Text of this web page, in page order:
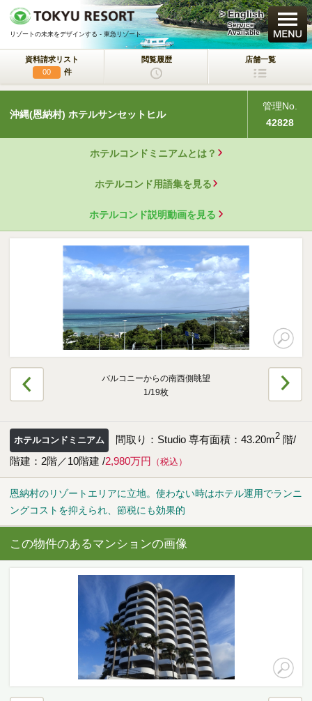
リゾートの未来をデザインする - 東急リゾート
> English
Service
Available
資料請求リスト
00
件
閲覧履歴 店舗一覧
沖縄(恩納村) ホテルサンセットヒル
管理No.
42828
ホテルコンドミニアムとは？
ホテルコンド用語集を見る
ホテルコンド説明動画を見る
バルコニーからの南西側眺望
1/19枚
ホテルコンドミニアム 間取り：Studio 専有面積：43.20m2 階/
階建：2階／10階建 /2,980万円 （税込）
恩納村のリゾートエリアに立地。使わない時はホテル運用でランニ
ングコストを抑えられ、節税にも効果的
この物件のあるマンションの画像
買いたい
新規・新築マンション
一戸建て/マンション/土地
ラクサージュ
東急リゾートの新築一戸建てブランド
ホテルコンドミニアム
所有するリゾートから
活用するリゾートへ
事業用不動産サービス
（ホテル・旅館／保養所等）
海外事業（ハワイ）
海外事業（フィリピン）
査定をしてほしい
相場を教えてほしい
売却方法等について相談したい
仲介でのご売却とは
買取でのご売却とは
知りたい
エリアの魅力を知る